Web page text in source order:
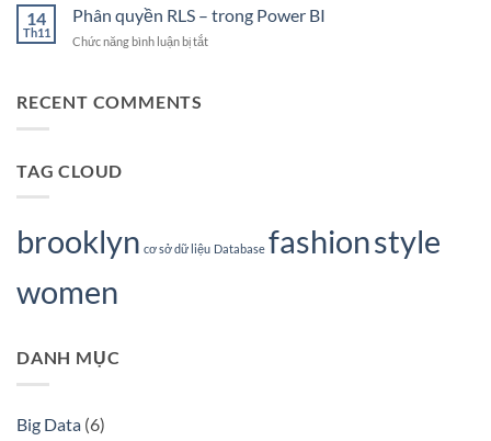
Management
vệ
liệu
14
Th11
Phân quyền RLS – trong Power BI
Chức năng bình luận bị tắtở
RECENT COMMENTS
TAG CLOUD
brooklyn cơ sở dữ liệu Database fashionstyle
women
DANH MỤC
Big Data (6)